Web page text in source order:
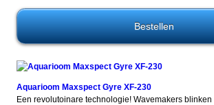
Aquarioom Maxspect Gyre XF-230
Een revolutoinare technologie! Wavemakers blinken